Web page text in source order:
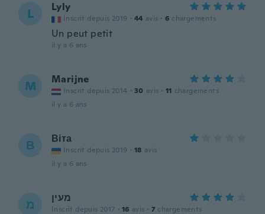
L Lyly
Inscrit depuis 2019 · 44 avis · 6 chargements
Un peut petit
il y a 6 ans
M Marijne
Inscrit depuis 2014 · 30 avis · 11 chargements
il y a 6 ans
В Віта
Inscrit depuis 2019 · 18 avis
il y a 6 ans
מ מעין
Inscrit depuis 2017 · 16 avis · 7 chargements